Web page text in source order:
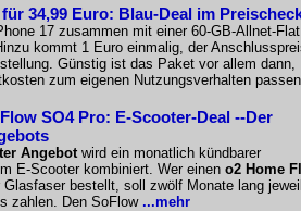
34,99 Euro: Blau-Deal im
17 zusammen mit einer 60-GB-Allnet-
kommt 1 Euro einmalig, der
Günstig ist das Paket vor allem dann,
zum eigenen Nutzungsverhalten
SO4 Pro: E-Scooter-Deal --Der
Angebotwird ein monatlich kündbarer
E-Scooter kombiniert. Wer einen o2 Home
Glasfaser bestellt, soll zwölf Monate lang
zahlen. Den SoFlow ...mehr